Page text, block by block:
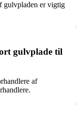
gulvpladen er vigtig
gulvplade til
af